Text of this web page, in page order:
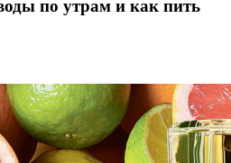
по утрам и как пить